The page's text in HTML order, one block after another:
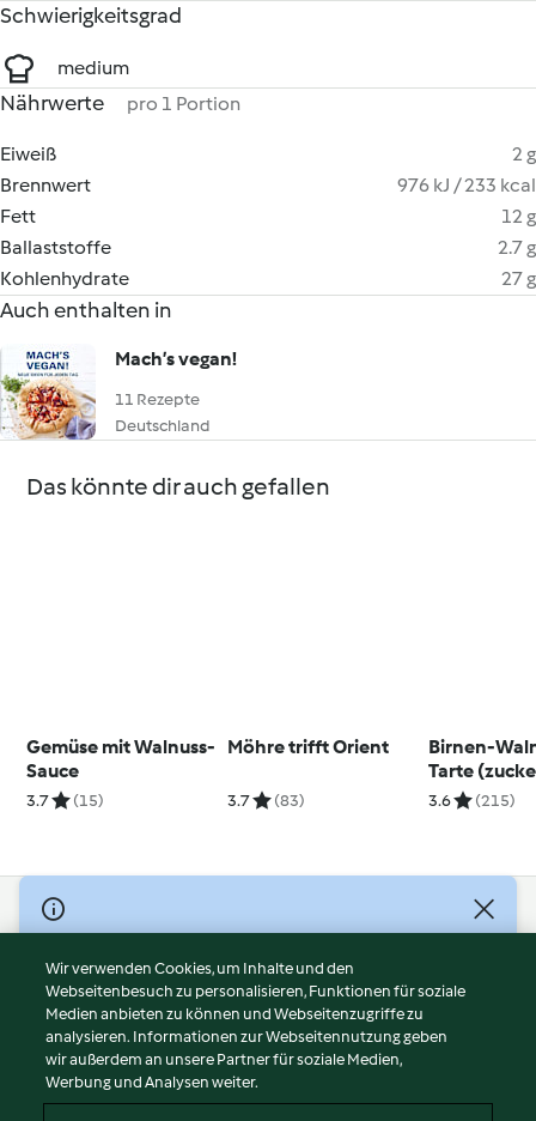
Schwierigkeitsgrad
medium
Nährwerte pro 1 Portion
Eiweiß
2 g
Brennwert
976 kJ / 233 kcal
Fett
12 g
Ballaststoffe
2.7 g
Kohlenhydrate
27 g
Auch enthalten in
Mach’s vegan!
11 Rezepte
Deutschland
Das könnte dir auch gefallen
Gemüse mit Walnuss-
Sauce
3.7 (15)
Möhre trifft Orient
3.7 (83)
Birnen-
Tarte
3.6 (215)
© Copyright 2026
Nutzungsbedingungen
Datenschutzrichtlinien
Disclaimer
Impressum
Cookies
Wir verwenden Cookies, um Inhalte und den
Webseitenbesuch zu personalisieren, Funktionen für soziale
Medien anbieten zu können und Webseitenzugriffe zu
analysieren. Informationen zur Webseitennutzung geben
wir außerdem an unsere Partner für soziale Medien,
Werbung und Analysen weiter.